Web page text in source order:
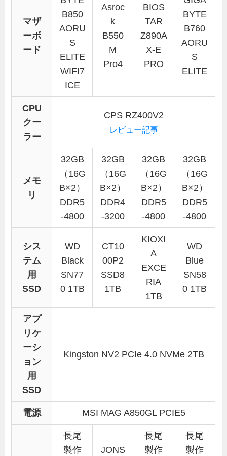
マザ
ーボ
ード
B850
AORU
S
ELITE
WIFI7
ICE
Asroc
k
B550
M
Pro4
BIOS
TAR
Z890A
X-E
PRO
BYTE
B760
AORU
S
ELITE
CPU
クー
ラー
CPS RZ400V2
レビュー記事
メモ
リ
32GB
（16G
B×2）
DDR5
-4800
32GB
（16G
B×2）
DDR4
-3200
32GB
（16G
B×2）
DDR5
-4800
32GB
（16G
B×2）
DDR5
-4800
シス
テム
用
SSD
WD
Black
SN77
0 1TB
CT10
00P2
SSD8
1TB
KIOXI
A
EXCE
RIA
1TB
WD
Blue
SN58
0 1TB
アプ
リケ
ーシ
ョン
用
SSD
Kingston NV2 PCIe 4.0 NVMe 2TB
電源 MSI MAG A850GL PCIE5
長尾
製作
JONS
長尾
製作
長尾
製作